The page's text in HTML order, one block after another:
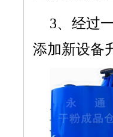
3、 经过
添加新设备